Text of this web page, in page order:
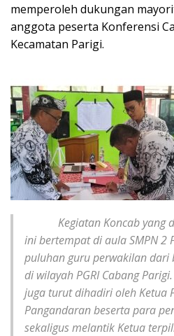
memperoleh dukungan
anggota peserta Konferensi
Kecamatan Parigi.
Kegiatan Koncab yang
ini bertempat di aula SMPN 2
puluhan guru perwakilan dari
di wilayah PGRI Cabang
juga turut dihadiri oleh Ketua
Pangandaran beserta para
sekaligus melantik Ketua